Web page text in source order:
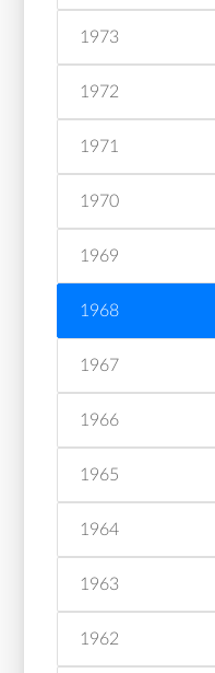
1973
1972
1971
1970
1969
1968
1967
1966
1965
1964
1963
1962